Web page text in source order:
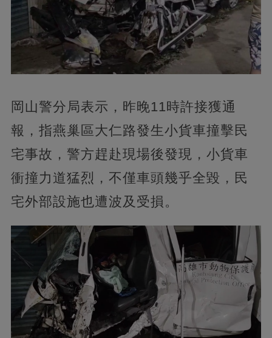
岡山警分局表示，昨晚11時許接獲通
報，指燕巢區大仁路發生小貨車撞擊民
宅事故，警方趕赴現場後發現，小貨車
衝撞力道猛烈，不僅車頭幾乎全毀，民
宅外部設施也遭波及受損。